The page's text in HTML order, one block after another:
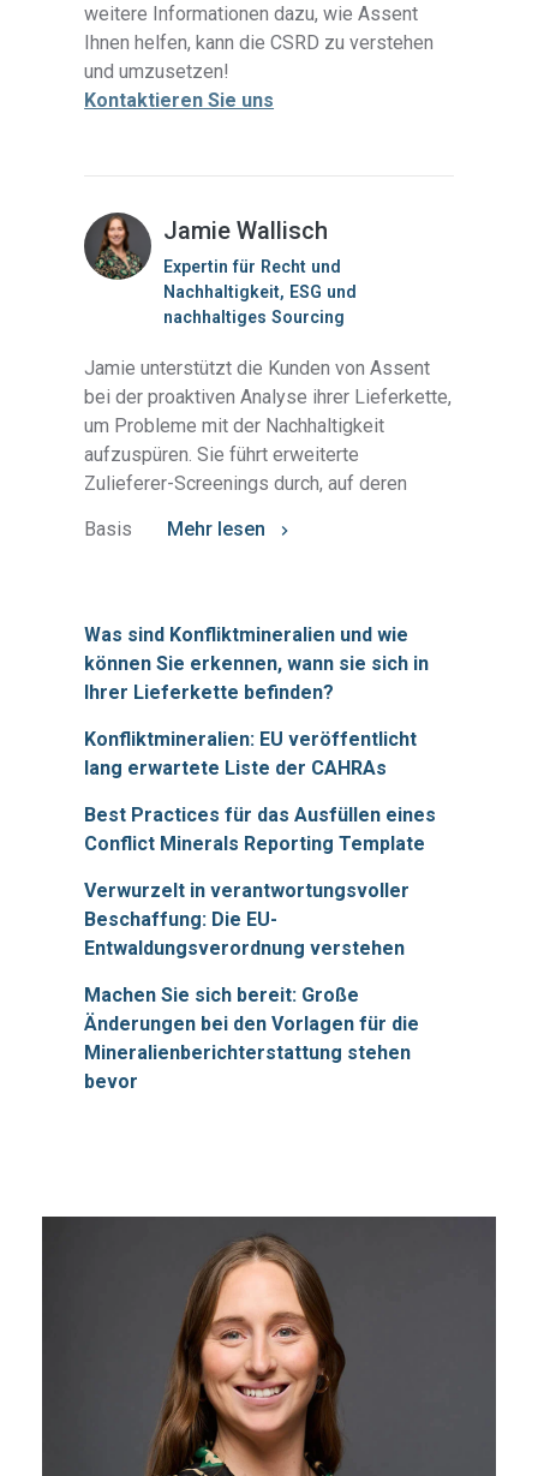
weitere Informationen dazu, wie Assent
Ihnen helfen, kann die CSRD zu verstehen
und umzusetzen!
Kontaktieren Sie uns
Jamie Wallisch
Expertin für Recht und
Nachhaltigkeit, ESG und
nachhaltiges Sourcing
Jamie unterstützt die Kunden von Assent
bei der proaktiven Analyse ihrer Lieferkette,
um Probleme mit der Nachhaltigkeit
aufzuspüren. Sie führt erweiterte
Zulieferer-Screenings durch, auf deren
Basis
Mehr lesen
Was sind Konfliktmineralien und wie
können Sie erkennen, wann sie sich in
Ihrer Lieferkette befinden?
Konfliktmineralien: EU veröffentlicht
lang erwartete Liste der CAHRAs
Best Practices für das Ausfüllen eines
Conflict Minerals Reporting Template
Verwurzelt in verantwortungsvoller
Beschaffung: Die EU-
Entwaldungsverordnung verstehen
Machen Sie sich bereit: Große
Änderungen bei den Vorlagen für die
Mineralienberichterstattung stehen
bevor